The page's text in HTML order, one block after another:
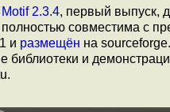
Motif 2.3.4, первый выпуск,
совместима с
и размещён на
библиотеки и